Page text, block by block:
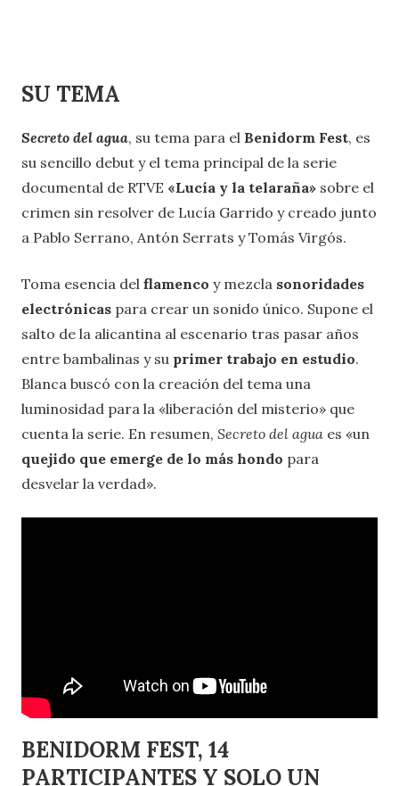
SU TEMA
Secreto del agua, su tema para el Benidorm Fest, es
su sencillo debut y el tema principal de la serie
documental de RTVE «Lucía y la telaraña» sobre el
crimen sin resolver de Lucía Garrido y creado junto
a Pablo Serrano, Antón Serrats y Tomás Virgós.
Toma esencia del flamenco y mezcla sonoridades
electrónicas para crear un sonido único. Supone el
salto de la alicantina al escenario tras pasar años
entre bambalinas y su primer trabajo en estudio.
Blanca buscó con la creación del tema una
luminosidad para la «liberación del misterio» que
cuenta la serie. En resumen, Secreto del agua es «un
quejido que emerge de lo más hondo para
desvelar la verdad».
BENIDORM FEST, 14
PARTICIPANTES Y SOLO UN